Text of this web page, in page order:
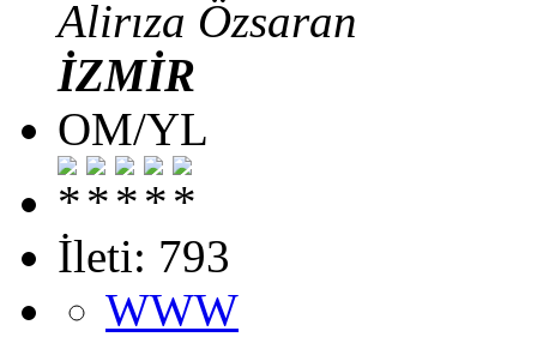
Alirıza Özsaran
İZMİR
OM/YL
İleti: 793
WWW